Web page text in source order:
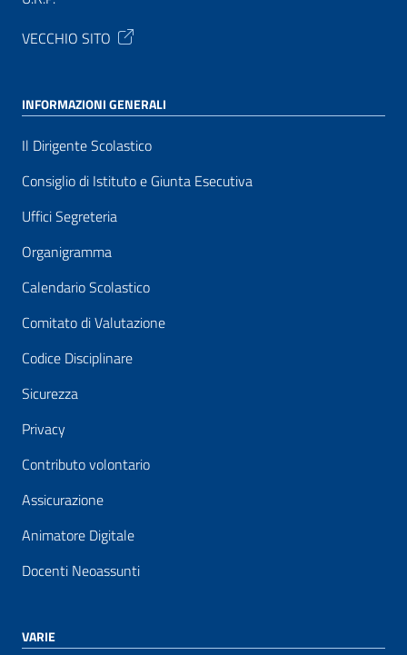
VECCHIO SITO
INFORMAZIONI GENERALI
Il Dirigente Scolastico
Consiglio di Istituto e Giunta Esecutiva
Uffici Segreteria
Organigramma
Calendario Scolastico
Comitato di Valutazione
Codice Disciplinare
Sicurezza
Privacy
Contributo volontario
Assicurazione
Animatore Digitale
Docenti Neoassunti
VARIE